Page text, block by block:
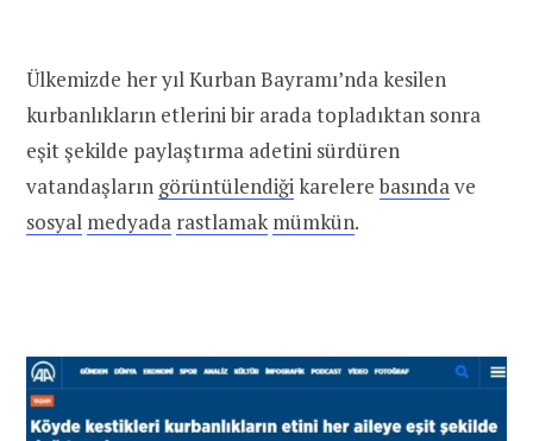
Ülkemizde her yıl Kurban Bayramı’nda kesilen
kurbanlıkların etlerini bir arada topladıktan sonra
eşit şekilde paylaştırma adetini sürdüren
vatandaşların görüntülendiğikarelerebasındave
sosyal medyada rastlamak mümkün.